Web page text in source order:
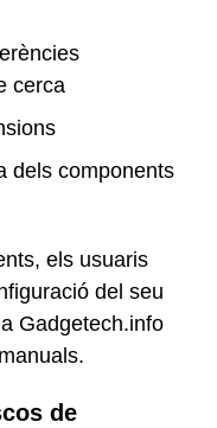
cerca
dels components
els usuaris
del seu
Gadgetech.info
de